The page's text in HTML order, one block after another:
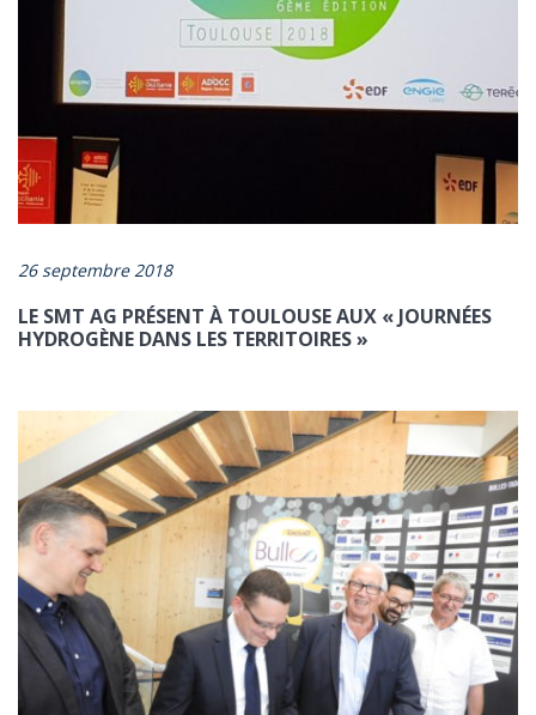
26 septembre 2018
LE SMT AG PRÉSENT À TOULOUSE AUX « JOURNÉES
HYDROGÈNE DANS LES TERRITOIRES »